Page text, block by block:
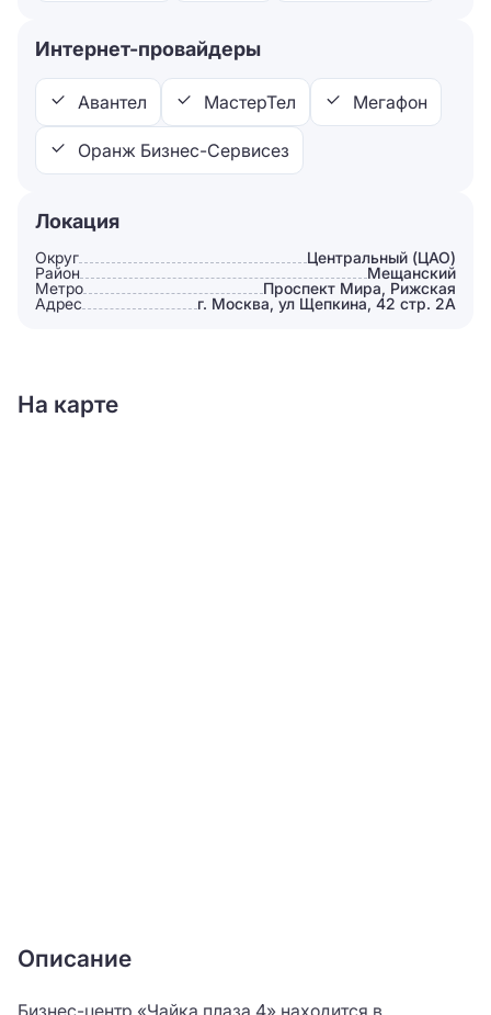
Интернет-провайдеры
Авантел МастерТел Мегафон
Оранж Бизнес-Сервисез
Локация
Округ
Центральный (ЦАО)
Район
Мещанский
Метро
Проспект Мира, Рижская
Адрес
г. Москва, ул Щепкина, 42 стр. 2А
На карте
Описание
Бизнес-центр «Чайка плаза 4» находится в